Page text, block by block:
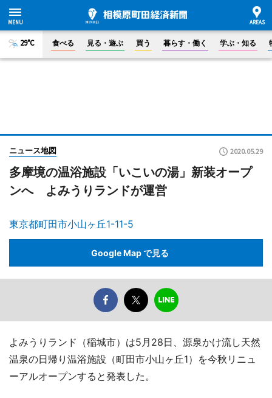
29°C 食べる 見る・遊ぶ 買う 暮らす・働く 学ぶ・知る
ニュース地図 2020.05.29
多摩境の温浴施設「いこいの湯」新装オープ
ンへ よみうりランドが運営
東京都町田市小山ヶ丘1-11-5
Google Map で見る
よみうりランド（稲城市）は5月28日、源泉かけ流し天然
温泉の日帰り温浴施設（町田市小山ヶ丘1）を今秋リニュ
ーアルオープンすると発表した。